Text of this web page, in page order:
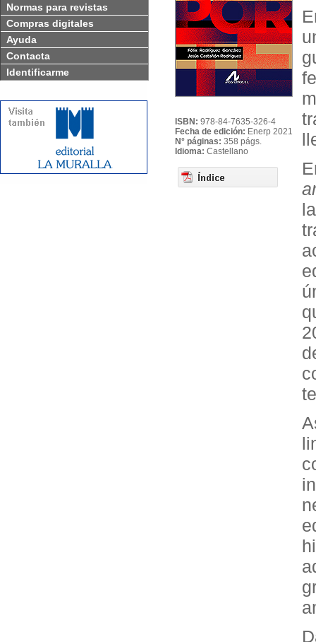
Normas para revistas
Compras digitales
Ayuda
Contacta
Identificarme
ISBN: 978-84-7635-326-4
Fecha de edición: Enerp 2021
N° páginas: 358 págs.
Idioma: Castellano